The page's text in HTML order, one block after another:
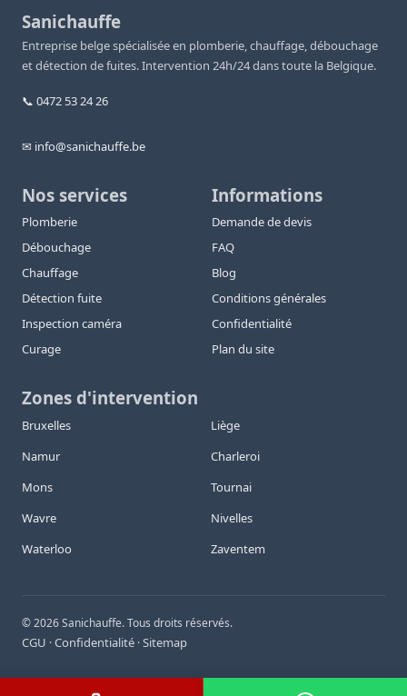
Sanichauffe
Entreprise belge spécialisée en plomberie, chauffage, débouchage
et détection de fuites. Intervention 24h/24 dans toute la Belgique.
📞 0472 53 24 26
✉ info@sanichauffe.be
Nos services
Plomberie
Débouchage
Chauffage
Détection fuite
Inspection caméra
Curage
Informations
Demande de devis
FAQ
Blog
Conditions générales
Confidentialité
Plan du site
Zones d'intervention
Bruxelles
Liège
Namur
Charleroi
Mons
Tournai
Wavre
Nivelles
Waterloo
Zaventem
©2026Sanichauffe. Tous droits réservés.
CGU ·Confidentialité ·Sitemap